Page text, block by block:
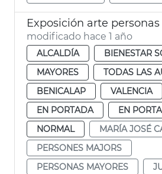
Exposición arte
modificado hace 1 año
ALCALDÍA
BIENESTAR
MAYORES
TODAS LAS
BENICALAP
VALENCIA
EN PORTADA
EN
NORMAL
MARÍA JOSÉ
PERSONES MAJORS
PERSONAS MAYORES